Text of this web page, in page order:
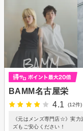
BAMM名古屋栄
4.1
(12件)
《元はメンズ専門店☆》実
ズもご安心ください！